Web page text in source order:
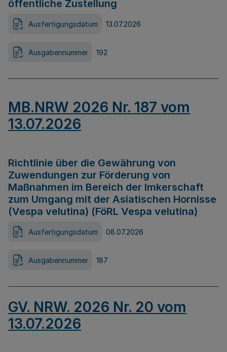
öffentliche Zustellung
Ausfertigungsdatum 13.07.2026
Ausgabennummer 192
MB.NRW 2026 Nr. 187 vom
13.07.2026
Richtlinie über die Gewährung von
Zuwendungen zur Förderung von
Maßnahmen im Bereich der Imkerschaft
zum Umgang mit der Asiatischen Hornisse
(Vespa velutina) (FöRL Vespa velutina)
Ausfertigungsdatum 08.07.2026
Ausgabennummer 187
GV. NRW. 2026 Nr. 20 vom
13.07.2026